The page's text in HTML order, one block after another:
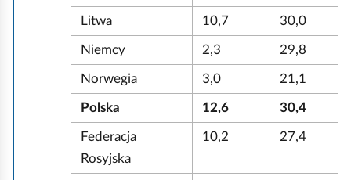
Litwa 10,7 30,0
Niemcy 2,3 29,8
Norwegia 3,0 21,1
Polska 12,6 30,4
Federacja
Rosyjska
10,2 27,4